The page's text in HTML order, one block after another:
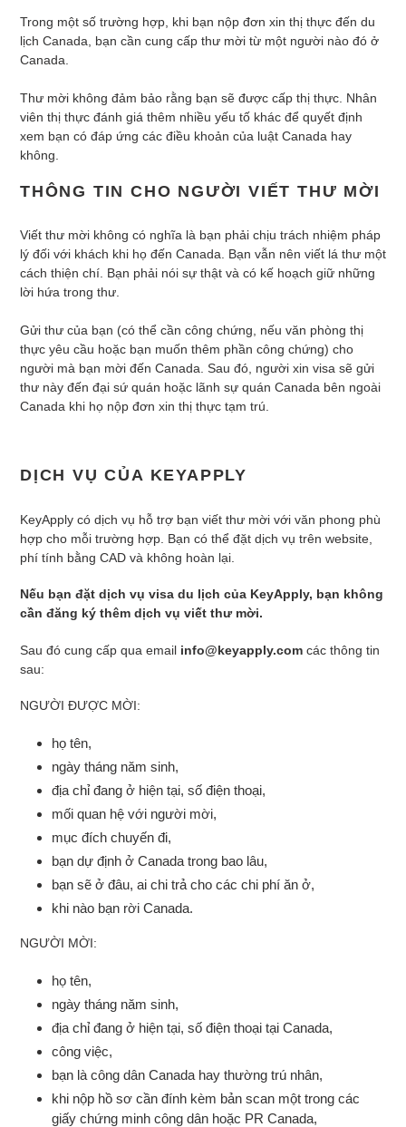
phẩm
vào
giỏ
của
bạn
Trong một số trường hợp, khi bạn nộp đơn xin thị thực đến du
lịch Canada, bạn cần cung cấp thư mời từ một người nào đó ở
Canada.
Thư mời không đảm bảo rằng bạn sẽ được cấp thị thực. Nhân
viên thị thực đánh giá thêm nhiều yếu tố khác để quyết định
xem bạn có đáp ứng các điều khoản của luật Canada hay
không.
THÔNG TIN CHO NGƯỜI VIẾT THƯ MỜI
Viết thư mời không có nghĩa là bạn phải chịu trách nhiệm pháp
lý đối với khách khi họ đến Canada. Bạn vẫn nên viết lá thư một
cách thiện chí. Bạn phải nói sự thật và có kế hoạch giữ những
lời hứa trong thư.
Gửi thư của bạn (có thể cần công chứng, nếu văn phòng thị
thực yêu cầu hoặc bạn muốn thêm phần công chứng) cho
người mà bạn mời đến Canada. Sau đó, người xin visa sẽ gửi
thư này đến đại sứ quán hoặc lãnh sự quán Canada bên ngoài
Canada khi họ nộp đơn xin thị thực tạm trú.
DỊCH VỤ CỦA KEYAPPLY
KeyApply có dịch vụ hỗ trợ bạn viết thư mời với văn phong phù
hợp cho mỗi trường hợp. Bạn có thể đặt dịch vụ trên website,
phí tính bằng CAD và không hoàn lại.
Nếu bạn đặt dịch vụ visa du lịch của KeyApply, bạn không
cần đăng ký thêm dịch vụ viết thư mời.
Sau đó cung cấp qua email info@keyapply.com các thông tin
sau:
NGƯỜI ĐƯỢC MỜI:
họ tên,
ngày tháng năm sinh,
địa chỉ đang ở hiện tại, số điện thoại,
mối quan hệ với người mời,
mục đích chuyến đi,
bạn dự định ở Canada trong bao lâu,
bạn sẽ ở đâu, ai chi trả cho các chi phí ăn ở,
khi nào bạn rời Canada.
NGƯỜI MỜI:
họ tên,
ngày tháng năm sinh,
địa chỉ đang ở hiện tại, số điện thoại tại Canada,
công việc,
bạn là công dân Canada hay thường trú nhân,
khi nộp hồ sơ cần đính kèm bản scan một trong các
giấy chứng minh công dân hoặc PR Canada,